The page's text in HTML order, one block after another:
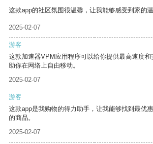
这款app的社区氛围很温馨，让我能够感受到家的温
2025-02-07
游客
这款加速器VPM应用程序可以给你提供最高速度
助你在网络上自由移动。
2025-02-07
游客
这款app是我购物的得力助手，让我能够找到最优
的商品。
2025-02-07